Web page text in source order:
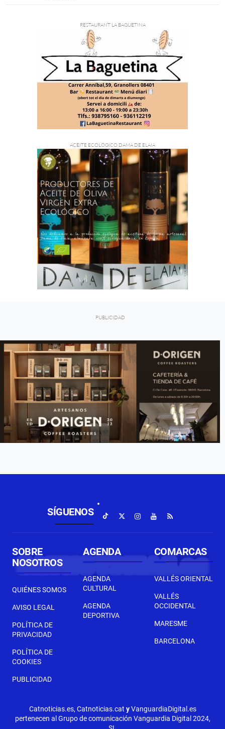
SÍGUENOS
SOBRE
NOSOTROS
QUIÉNES SOMOS
AVISO LEGAL
POLÍTICA DE
PRIVACIDAD
POLÍTICA DE
COOKIES
PUBLICIDAD
AGENDA
AGENDA
CULTURAL
AGENDA
DEPORTIVA
COMARCAS
VALLÉS ORIENTAL
VALLÉS
OCCIDENTAL
MARESME
BARCELONA
Catnoticias.es, Catnoticias.cat yVanguardiaDigital.es
pertenecen al Grupo de comunicación Vanguardia Digital 2024,